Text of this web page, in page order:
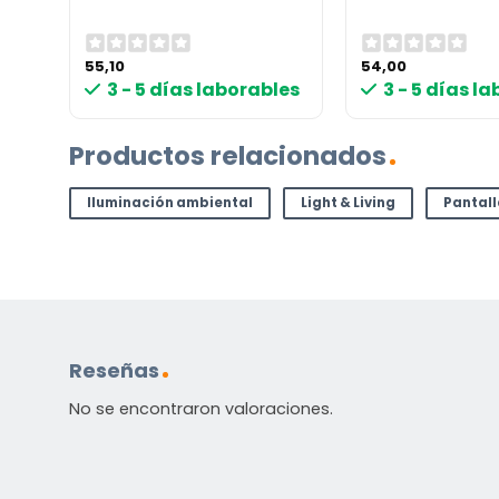
55,10
3 - 5 días laborables
54,00
3 - 5 días
Productos relacionados
Iluminación ambiental Light & Living
Reseñas
No se encontraron valoraciones.